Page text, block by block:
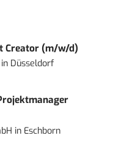
Creator (m/w/d)
in Düsseldorf
in Eschborn